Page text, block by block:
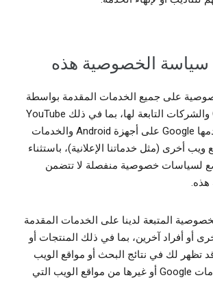
الخصوصية هذه
على جميع الخدمات المقدمة بواسطة
شركة Google Inc.‎ والشركات التابعة لها، بما في ذلك YouTube
والخدمات التي تقدمها Google على أجهزة Android والخدمات
أخرى (مثل خدماتنا الإعلانية)، باستثناء
لسياسات خصوصية منفصلة لا تتضمن
المتبعة لدينا على الخدمات المقدمة
أو أفراد آخرين، بما في ذلك المنتجات أو
تظهر لك في نتائج البحث أو مواقع الويب
التي قد تتضمن خدمات Google أو غيرها من مواقع الويب التي